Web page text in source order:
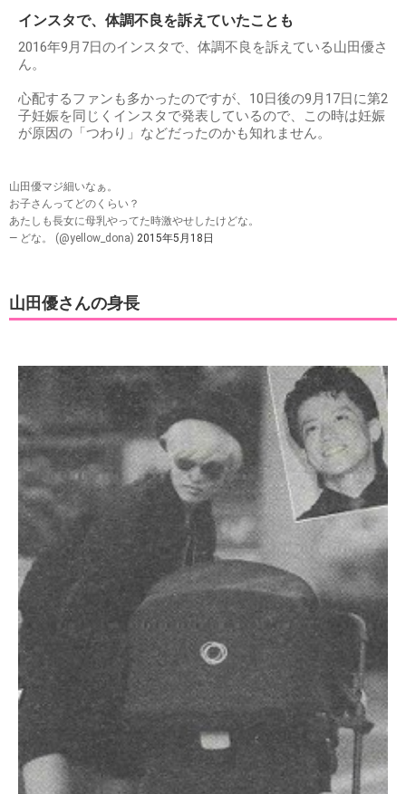
インスタで、体調不良を訴えていたことも
2016年9月7日のインスタで、体調不良を訴えている山田優さ
ん。
心配するファンも多かったのですが、10日後の9月17日に第2
子妊娠を同じくインスタで発表しているので、この時は妊娠
が原因の「つわり」などだったのかも知れません。
山田優マジ細いなぁ。
お子さんってどのくらい？
あたしも長女に母乳やってた時激やせしたけどな。
— どな。 (@yellow_dona) 2015年5月18日
山田優さんの身長